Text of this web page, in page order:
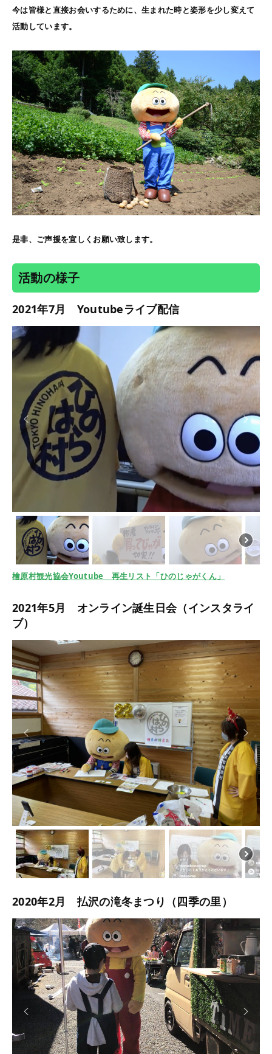
今は皆様と直接お会いするために、生まれた時と姿形を少し変えて
活動しています。
是非、ご声援を宜しくお願い致します。
活動の様子
2021年7月 Youtubeライブ配信
檜原村観光協会Youtube 再生リスト「ひのじゃがくん」
2021年5月 オンライン誕生日会（インスタライ
ブ）
2020年2月 払沢の滝冬まつり（四季の里）